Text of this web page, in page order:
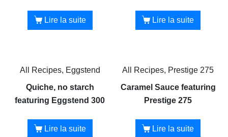
Lire la suite Lire la suite
All Recipes, Eggstend
Quiche, no starch
featuring Eggstend 300
Lire la suite
All Recipes, Prestige 275
Caramel Sauce featuring
Prestige 275
Lire la suite